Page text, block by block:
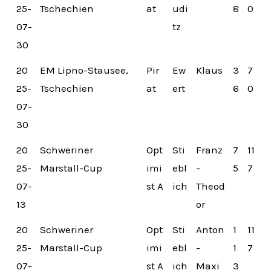
25-
07-
30
Tschechien
at
udi
tz
8
0
20
25-
07-
30
EM Lipno-Stausee,
Tschechien
Pir
at
Ew
ert
Klaus
3
6
7
0
20
25-
07-
13
Schweriner
Marstall-Cup
Opt
imi
st A
Sti
ebl
ich
Franz
-
Theod
or
7
5
11
7
20
25-
07-
Schweriner
Marstall-Cup
Opt
imi
st A
Sti
ebl
ich
Anton
-
Maxi
1
1
3
11
7